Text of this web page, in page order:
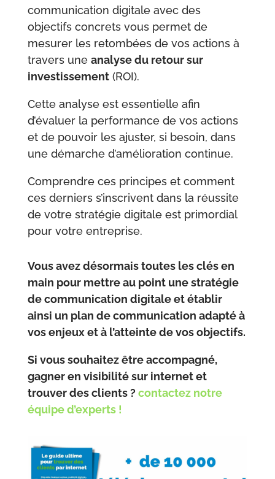
communication digitale avec des
objectifs concrets vous permet de
mesurer les retombées de vos actions à
travers une analyse du retour sur
investissement(ROI).
Cette analyse est essentielle afin
d’évaluer la performance de vos actions
et de pouvoir les ajuster, si besoin, dans
une démarche d’amélioration continue.
Comprendre ces principes et comment
ces derniers s’inscrivent dans la réussite
de votre stratégie digitale est primordial
pour votre entreprise.
Vous avez désormais toutes les clés en
main pour mettre au point une stratégie
de communication digitale et établir
ainsi un plan de communication adapté à
vos enjeux et à l’atteinte de vos objectifs.
Si vous souhaitez être accompagné,
gagner en visibilité sur internet et
trouver des clients ? contactez notre
équipe d’experts !